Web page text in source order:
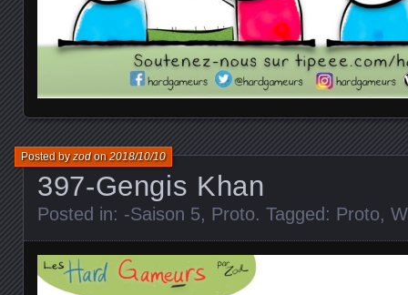
397-Gengis Khan
Posted byzodon2018/10/10
Posted in: -Saison 5, Proto. Tagged: Proto,